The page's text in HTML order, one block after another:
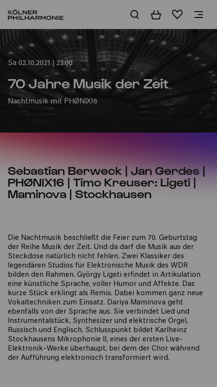
WarenkorbMerkliste
Home
Sa 02.10.2021 | 23:00
70 Jahre Musik der Zeit
Nachtmusik mit PHØNIX16
Sebastian Berweck | Jan Gerdes |
PHØNIX16 | Timo Kreuser: Ligeti |
Maminova | Stockhausen
Die Nachtmusik beschließt die Feier zum 70. Geburtstag
der Reihe Musik der Zeit. Und da darf die Musik aus der
Steckdose natürlich nicht fehlen. Zwei Klassiker des
legendären Studios für Elektronische Musik des WDR
bilden den Rahmen. György Ligeti erfindet in Artikulation
eine künstliche Sprache, voller Humor und Affekte. Das
kurze Stück erklingt als Remix. Dabei kommen ganz neue
Vokaltechniken zum Einsatz. Dariya Maminova geht
ebenfalls von der Sprache aus. Sie verbindet Lied und
Instrumentalstück, Synthesizer und elektrische Orgel,
Russisch und Englisch. Schlusspunkt bildet Karlheinz
Stockhausens Mikrophonie II, eines der ersten Live-
Elektronik-Werke überhaupt, bei dem der Chor während
der Aufführung elektronisch transformiert wird.